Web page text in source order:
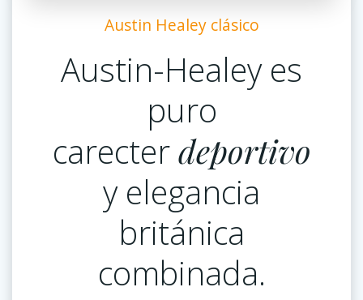
Austin Healey clásico
Austin-Healey es
puro
carecterdeportivo
y elegancia
británica
combinada.